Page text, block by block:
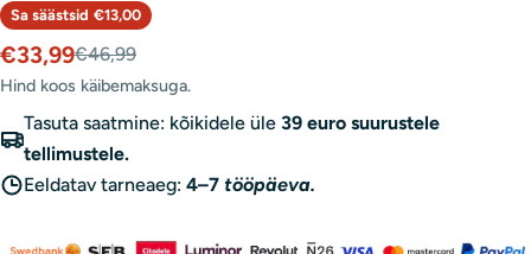
Sa säästsid €13,00
Müügihind
€33,99
Tavaline
hind
€46,99
Hind koos käibemaksuga.
Tasuta saatmine: kõikidele üle 39 euro suurustele
tellimustele.
Eeldatav tarneaeg: 4–7 tööpäeva.